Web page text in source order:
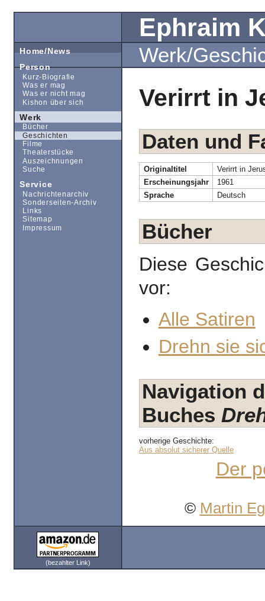
Ephraim
Werk/
Verirrt in
Daten und
Originaltitel
Verirrt in
Erscheinungsjahr
1961
Sprache
Deutsch
Bücher
Diese
vor:
Alle Satiren
Drehn sie
Navigation
Buches
vorherige Geschichte:
Aus absolut sicherer Quelle
Der
© Martin
(bezahlter Link)
Home/News
Person
Kurz-Biografie
Was er mag
Was er nicht mag
Kishon über sich
Werk
Bücher
Geschichten
Filme
Theaterstücke
Auszeichnungen
Suche
Service
Nachrichtenarchiv
Sonderseiten-Archiv
Links
Sitemap
Impressum